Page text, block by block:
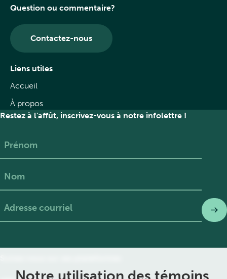
Question ou commentaire?
Contactez-nous
Liens utiles
Accueil
À propos
Restez à l'affût, inscrivez-vous à notre infolettre !